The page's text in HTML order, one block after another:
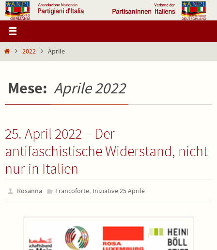
Salta
al
contenuto
Home2022 Aprile
Mese: Aprile 2022
25. April 2022 – Der
antifaschistische Widerstand, nicht
nur in Italien
Rosanna Francoforte, Iniziative 25 Aprile